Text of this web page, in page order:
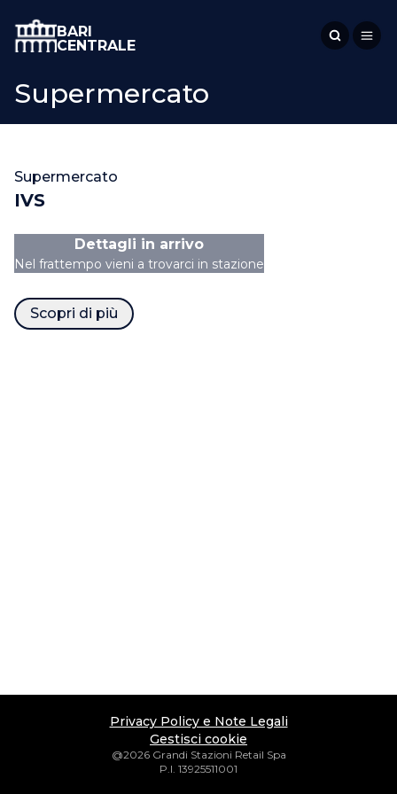
BARI
CENTRALE
Supermercato
Supermercato
IVS
Dettagli in arrivo
Nel frattempo vieni a trovarci in stazione
Scopri di più
Privacy Policy e Note Legali
Gestisci cookie
@2026 Grandi Stazioni Retail Spa
P.I. 13925511001